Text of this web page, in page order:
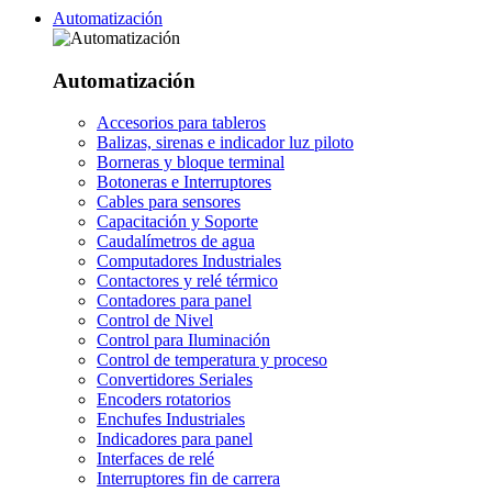
Automatización
Automatización
Accesorios para tableros
Balizas, sirenas e indicador luz piloto
Borneras y bloque terminal
Botoneras e Interruptores
Cables para sensores
Capacitación y Soporte
Caudalímetros de agua
Computadores Industriales
Contactores y relé térmico
Contadores para panel
Control de Nivel
Control para Iluminación
Control de temperatura y proceso
Convertidores Seriales
Encoders rotatorios
Enchufes Industriales
Indicadores para panel
Interfaces de relé
Interruptores fin de carrera